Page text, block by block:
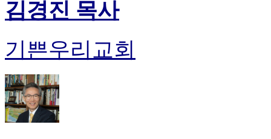
김경진 목사
기쁜우리교회